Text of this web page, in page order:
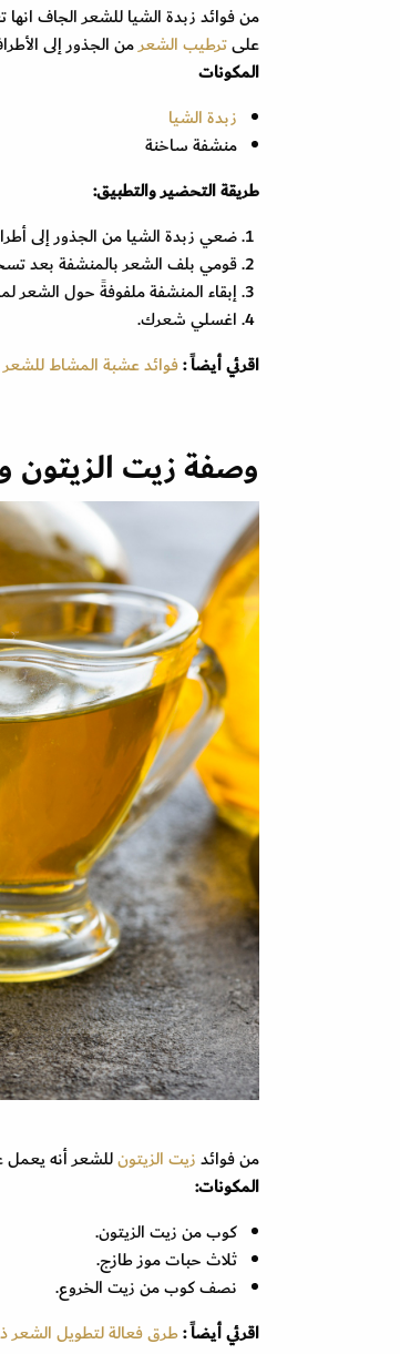
علىترطيب الشعرمن الجذور إلى
المكونات
زبدة الشيا
منشفة ساخنة
طريقة التحضير والتطبيق:
ضعي زبدة الشيا من الجذور إلى
قومي بلف الشعر بالمنشفة بعد
إبقاء المنشفة ملفوفةً حول الشعر
اغسلي شعرك.
اقرئي أيضاً :فوائد عشبة المشاط
وصفة زيت الزيتون
من فوائدزيت الزيتونللشعر أنه
المكونات:
كوب من زيت الزيتون.
ثلاث حبات موز طازج.
نصف كوب من زيت الخروع.
اقرئي أيضاً :طرق فعالة لتطويل الشعر